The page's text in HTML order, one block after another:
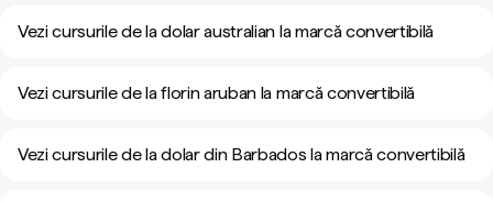
Vezi cursurile de la dolar australian la marcă convertibilă
Vezi cursurile de la florin aruban la marcă convertibilă
Vezi cursurile de la dolar din Barbados la marcă convertibilă